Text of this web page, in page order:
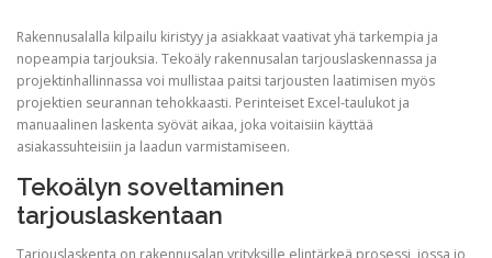
Rakennusalalla kilpailu kiristyy ja asiakkaat vaativat yhä tarkempia ja
nopeampia tarjouksia. Tekoäly rakennusalan tarjouslaskennassa ja
projektinhallinnassa voi mullistaa paitsi tarjousten laatimisen myös
projektien seurannan tehokkaasti. Perinteiset Excel-taulukot ja
manuaalinen laskenta syövät aikaa, joka voitaisiin käyttää
asiakassuhteisiin ja laadun varmistamiseen.
Tekoälyn soveltaminen
tarjouslaskentaan
Tarjouslaskenta on rakennusalan yrityksille elintärkeä prosessi, jossa jo